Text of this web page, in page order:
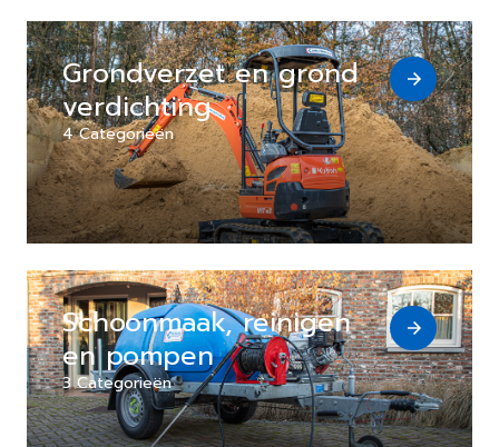
Grondverzet en grond
verdichting
4 Categorieën
Schoonmaak, reinigen
en pompen
3 Categorieën